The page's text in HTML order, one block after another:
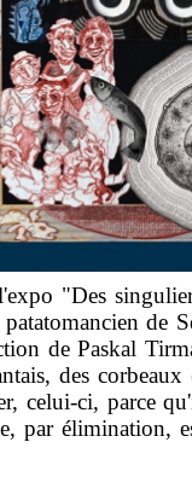
"Des
de
de Paskal
des
celui-ci, parce
par élimination,